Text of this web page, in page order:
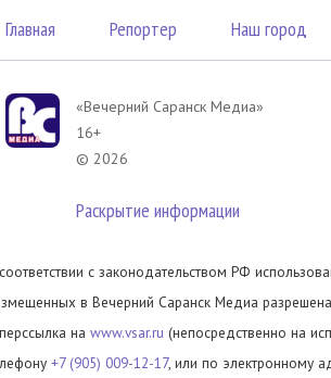
Главная Репортер Наш город
«Вечерний Саранск Mедиа»
16+
© 2026
Раскрытие информации
с законодательством РФ
в Вечерний Саранск Медиа разрешена
на www.vsar.ru (непосредственно на
+7 (905) 009-12-17, или по электронному